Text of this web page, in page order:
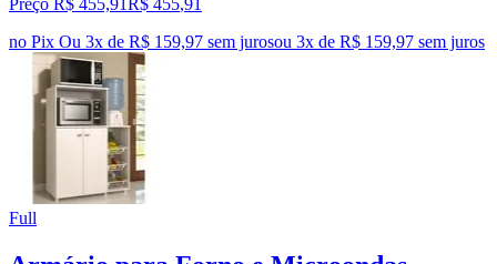
Preço R$ 455,91R$ 455,91
no Pix Ou 3x de R$ 159,97 sem jurosou 3x de R$ 159,97 sem juros
Full